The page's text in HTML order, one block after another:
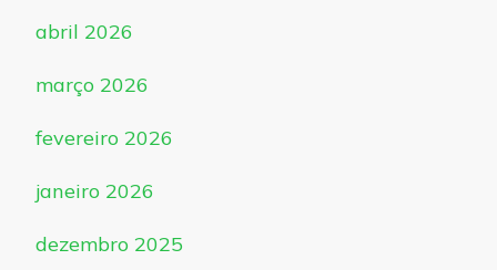
abril 2026
março 2026
fevereiro 2026
janeiro 2026
dezembro 2025